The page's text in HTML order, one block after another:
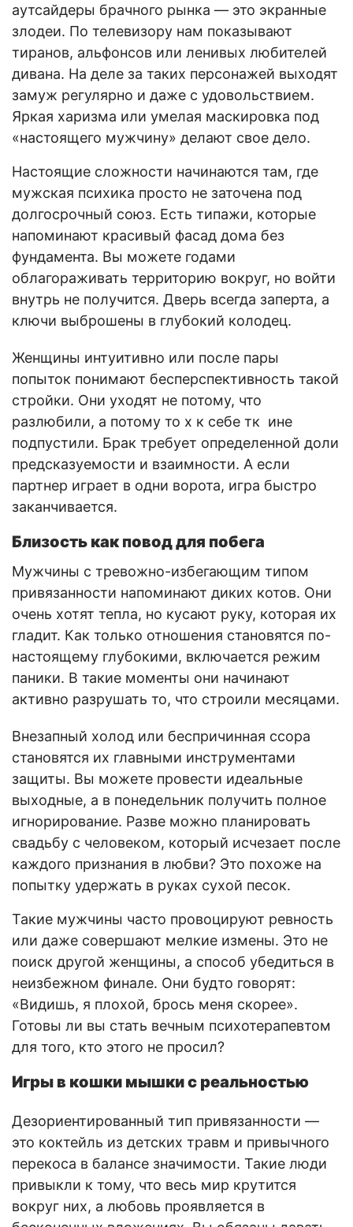
аутсайдеры брачного рынка — это экранные
злодеи. По телевизору нам показывают
тиранов, альфонсов или ленивых любителей
дивана. На деле за таких персонажей выходят
замуж регулярно и даже с удовольствием.
Яркая харизма или умелая маскировка под
«настоящего мужчину» делают свое дело.
Настоящие сложности начинаются там, где
мужская психика просто не заточена под
долгосрочный союз. Есть типажи, которые
напоминают красивый фасад дома без
фундамента. Вы можете годами
облагораживать территорию вокруг, но войти
внутрь не получится. Дверь всегда заперта, а
ключи выброшены в глубокий колодец.
Женщины интуитивно или после пары
попыток понимают бесперспективность такой
стройки. Они уходят не потому, что
разлюбили, а потому то х к себе тк ине
подпустили. Брак требует определенной доли
предсказуемости и взаимности. А если
партнер играет в одни ворота, игра быстро
заканчивается.
Близость как повод для побега
Мужчины с тревожно-избегающим типом
привязанности напоминают диких котов. Они
очень хотят тепла, но кусают руку, которая их
гладит. Как только отношения становятся по-
настоящему глубокими, включается режим
паники. В такие моменты они начинают
активно разрушать то, что строили месяцами.
Внезапный холод или беспричинная ссора
становятся их главными инструментами
защиты. Вы можете провести идеальные
выходные, а в понедельник получить полное
игнорирование. Разве можно планировать
свадьбу с человеком, который исчезает после
каждого признания в любви? Это похоже на
попытку удержать в руках сухой песок.
Такие мужчины часто провоцируют ревность
или даже совершают мелкие измены. Это не
поиск другой женщины, а способ убедиться в
неизбежном финале. Они будто говорят:
«Видишь, я плохой, брось меня скорее».
Готовы ли вы стать вечным психотерапевтом
для того, кто этого не просил?
Игры в кошки мышки с реальностью
Дезориентированный тип привязанности —
это коктейль из детских травм и привычного
перекоса в балансе значимости. Такие люди
привыкли к тому, что весь мир крутится
вокруг них, а любовь проявляется в